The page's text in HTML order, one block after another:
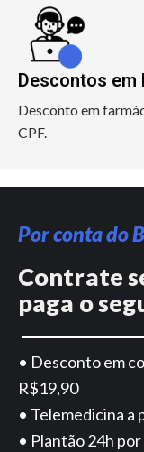
Descontos em
Desconto em
CPF.
Por conta do
Contrate
paga o
• Desconto em
R$19,90
• Telemedicina a
• Plantão 24h